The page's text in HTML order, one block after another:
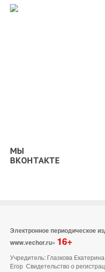
МЫ
ВКОНТАКТЕ
Электронное периодическое
www.vechor.ru» 16+
Учредитель: Глазкова
Егор Свидетельство о